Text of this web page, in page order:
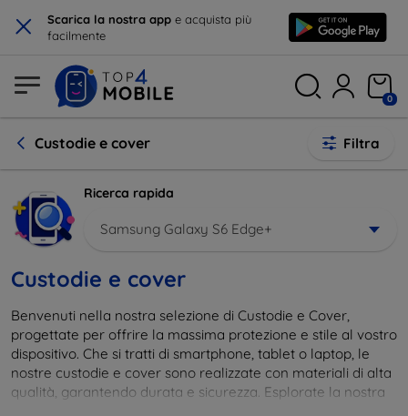
× Scarica la nostra app e acquista più
facilmente
0
Custodie e cover Filtra
Ricerca rapida
Samsung Galaxy S6 Edge+
Custodie e cover
Benvenuti nella nostra selezione di Custodie e Cover,
progettate per offrire la massima protezione e stile al vostro
dispositivo. Che si tratti di smartphone, tablet o laptop, le
nostre custodie e cover sono realizzate con materiali di alta
qualità, garantendo durata e sicurezza. Esplorate la nostra